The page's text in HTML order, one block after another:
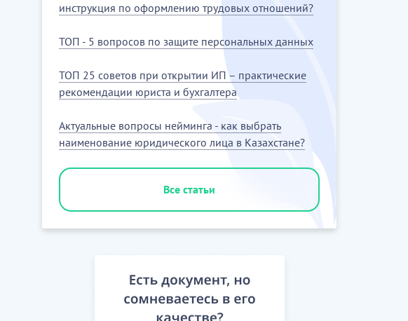
инструкция по оформлению трудовых отношений?
ТОП - 5 вопросов по защите персональных данных
ТОП 25 советов при открытии ИП – практические
рекомендации юриста и бухгалтера
Актуальные вопросы нейминга - как выбрать
наименование юридического лица в Казахстане?
Все статьи